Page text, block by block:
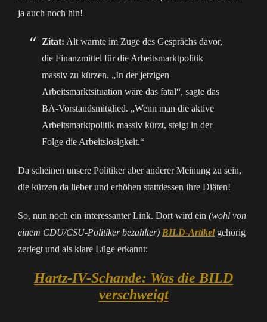
ja auch noch hin!
Zitat: Alt warnte im Zuge des Gesprächs davor,
die Finanzmittel für die Arbeitsmarktpolitik
massiv zu kürzen. „In der jetzigen
Arbeitsmarktsituation wäre das fatal“, sagte das
BA-Vorstandsmitglied. „Wenn man die aktive
Arbeitsmarktpolitik massiv kürzt, steigt in der
Folge die Arbeitslosigkeit.“
Da scheinen unsere Politiker aber anderer Meinung zu sein,
die kürzen da lieber und erhöhen stattdessen ihre Diäten!
So, nun noch ein interessanter Link. Dort wird ein (wohl von
einem CDU/CSU-Politiker bezahlter) BILD-Artikelgehörig
zerlegt und als klare Lüge erkannt:
Hartz-IV-Schande: Was die BILD
verschweigt